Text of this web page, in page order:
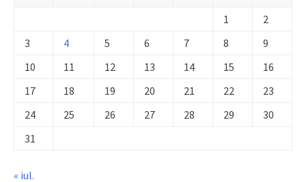
1
2
3
4 5 6 7 8
9
10
11 12 13 14 15
16
17
18 19 20 21 22
23
24
25 26 27 28 29
30
31
« iul.